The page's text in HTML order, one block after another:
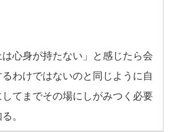
は心身が持たない」と感じたら会
わけではないのと同じように自
てまでその場にしがみつく必要
。